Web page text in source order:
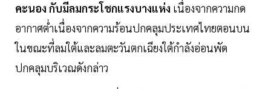
คะนอง กับมีลมกระโชกแรงบางแห่ง เนื่องจากความกด
อากาศต่ำเนื่องจากความร้อนปกคลุมประเทศไทยตอนบน
ในขณะที่ลมใต้และลมตะวันตกเฉียงใต้กำลังอ่อนพัด
ปกคลุมบริเวณดังกล่าว